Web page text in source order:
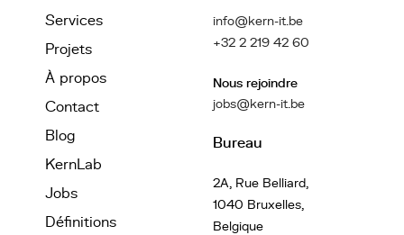
Services
Projets
À propos
Contact
Blog
KernLab
Jobs
Définitions
info@kern-it.be
+32 2 219 42 60
Nous rejoindre
jobs@kern-it.be
Bureau
2A, Rue Belliard,
1040 Bruxelles,
Belgique